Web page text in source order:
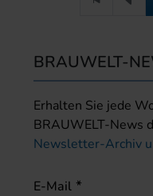
BRAUWELT-
Erhalten Sie jede
BRAUWELT-News
Newsletter-Archiv
E-Mail